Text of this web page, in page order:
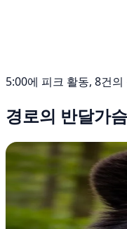
5:00에 피크 활동, 8건의
경로의 반달가